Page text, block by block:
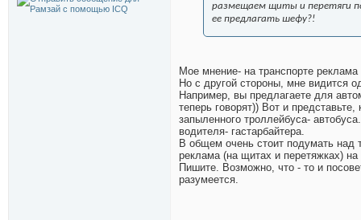
размещаем щиты и перетяги
ее предлагать шефу?!
Мое мнение- на транспорте
Но с другой стороны, мне видится
Например, вы предлагаете для
теперь говорят)) Вот и представьте,
запыленного троллейбуса-
водителя- гастарбайтера.
В общем очень стоит подумать
реклама (на щитах и перетяжках)
Пишите. Возможно, что - то и
разумеется.